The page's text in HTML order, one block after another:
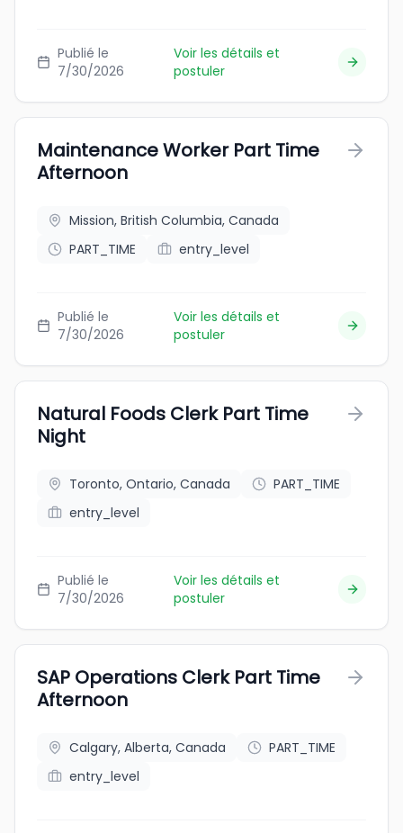
Publié le
7/30/2026
Voir les détails et
postuler
Maintenance Worker Part Time
Afternoon
Mission, British Columbia, Canada
PART_TIME
entry_level
Publié le
7/30/2026
Voir les détails et
postuler
Natural Foods Clerk Part Time
Night
Toronto, Ontario, Canada
PART_TIME
entry_level
Publié le
7/30/2026
Voir les détails et
postuler
SAP Operations Clerk Part Time
Afternoon
Calgary, Alberta, Canada
PART_TIME
entry_level